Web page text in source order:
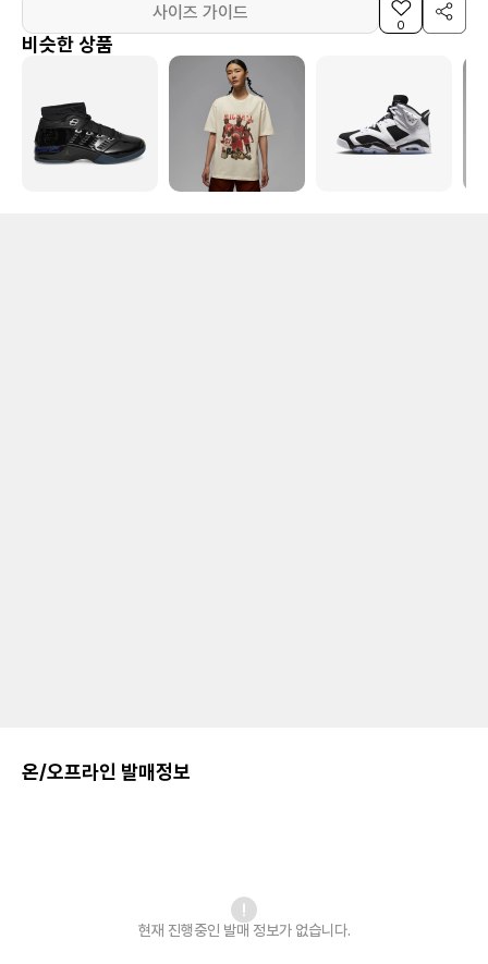
사이즈 가이드
0
비슷한 상품
온/오프라인 발매정보
현재 진행중인 발매 정보가 없습니다.